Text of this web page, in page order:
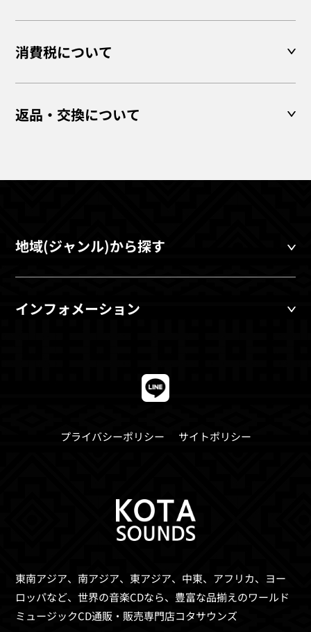
消費税について
返品・交換について
地域(ジャンル)から探す
インフォメーション
東南アジア、南アジア、東アジア、中東、アフリカ、ヨー
ロッパなど、世界の音楽CDなら、 豊富な品揃えのワールド
ミュージックCD通販・販売専門店コタサウンズ
プライバシーポリシー サイトポリシー